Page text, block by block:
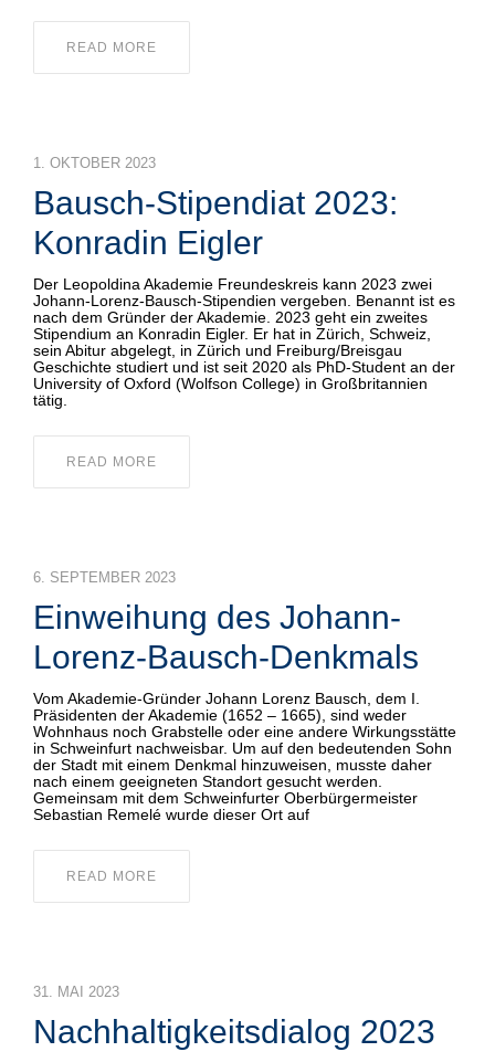
READ MORE
1. OKTOBER 2023
Bausch-Stipendiat 2023:
Konradin Eigler
Der Leopoldina Akademie Freundeskreis kann 2023 zwei
Johann-Lorenz-Bausch-Stipendien vergeben. Benannt ist es
nach dem Gründer der Akademie. 2023 geht ein zweites
Stipendium an Konradin Eigler. Er hat in Zürich, Schweiz,
sein Abitur abgelegt, in Zürich und Freiburg/Breisgau
Geschichte studiert und ist seit 2020 als PhD-Student an der
University of Oxford (Wolfson College) in Großbritannien
tätig.
READ MORE
6. SEPTEMBER 2023
Einweihung des Johann-
Lorenz-Bausch-Denkmals
Vom Akademie-Gründer Johann Lorenz Bausch, dem I.
Präsidenten der Akademie (1652 – 1665), sind weder
Wohnhaus noch Grabstelle oder eine andere Wirkungsstätte
in Schweinfurt nachweisbar. Um auf den bedeutenden Sohn
der Stadt mit einem Denkmal hinzuweisen, musste daher
nach einem geeigneten Standort gesucht werden.
Gemeinsam mit dem Schweinfurter Oberbürgermeister
Sebastian Remelé wurde dieser Ort auf
READ MORE
31. MAI 2023
Nachhaltigkeitsdialog 2023